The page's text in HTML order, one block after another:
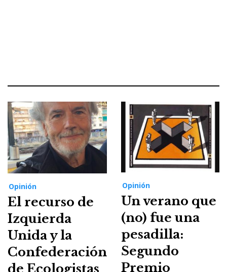
Opinión
El recurso de
Izquierda
Unida y la
Confederación
de Ecologistas
Opinión
Un verano que
(no) fue una
pesadilla:
Segundo
Premio